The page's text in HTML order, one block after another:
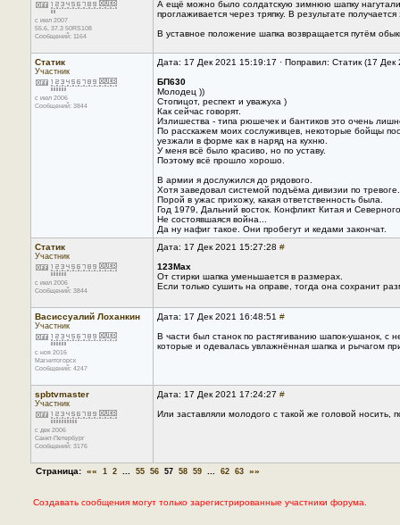
с июл 2007
55.6, 37.3 50RS108
Сообщений: 1164
А ещё можно было солдатскую зимнюю шапку
проглаживается через тряпку. В результате
В уставное положение шапка возвращается путём
Статик
Участник
с июл 2006
Сообщений: 3844
Дата: 17 Дек 2021 15:19:17 · Поправил: Статик (17
БП630
Молодец ))
Стопицот, респект и уважуха )
Как сейчас говорят.
Излишества - типа рюшечек и бантиков это очень
По расскажем моих сослуживцев, некоторые бойщы
уезжали в форме как в наряд на кухню.
У меня всё было красиво, но по уставу.
Поэтому всё прошло хорошо.
В армии я дослужился до рядового.
Хотя заведовал системой подъёма дивизии по тревоге.
Порой в ужас прихожу, какая ответственность была.
Год 1979, Дальний восток. Конфликт Китая и
Не состоявшаяся война...
Да ну нафиг такое. Они пробегут и кедами закончат.
Статик
Участник
с июл 2006
Сообщений: 3844
Дата: 17 Дек 2021 15:27:28 #
123Max
От стирки шапка уменьшается в размерах.
Если только сушить на оправе, тогда она сохранит
Васиссуалий Лоханкин
Участник
с ноя 2016
Магнитогорск
Сообщений: 4247
Дата: 17 Дек 2021 16:48:51 #
В части был станок по растягиванию шапок-ушанок,
которые и одевалась увлажнённая шапка и рычагом
spbtvmaster
Участник
с дек 2006
Санкт-Петербург
Сообщений: 3176
Дата: 17 Дек 2021 17:24:27 #
Или заставляли молодого с такой же головой носить,
Страница: «« 1 2 55 56 57 58 59 62 63 »»
Создавать сообщения могут только зарегистрированные участники форума.